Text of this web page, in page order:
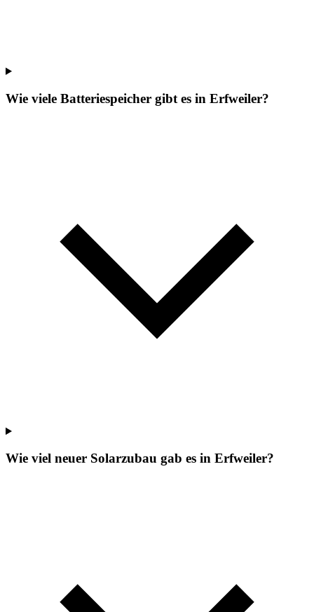
Wie viele Batteriespeicher gibt es in Erfweiler?
Wie viel neuer Solarzubau gab es in Erfweiler?